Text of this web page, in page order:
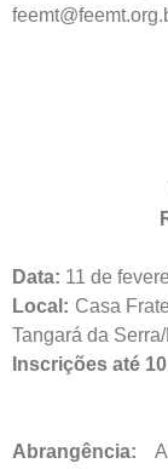
Data: 11 de
Local: Casa
Tangará da
Inscrições até
Abrangência: